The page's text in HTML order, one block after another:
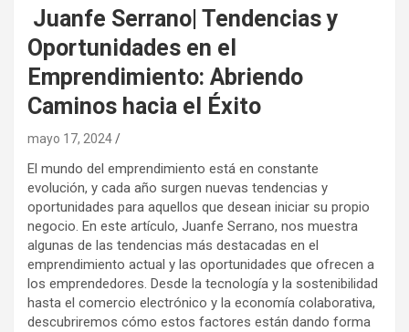
Juanfe Serrano| Tendencias y
Oportunidades en el
Emprendimiento: Abriendo
Caminos hacia el Éxito
mayo 17, 2024
El mundo del emprendimiento está en constante
evolución, y cada año surgen nuevas tendencias y
oportunidades para aquellos que desean iniciar su propio
negocio. En este artículo, Juanfe Serrano, nos muestra
algunas de las tendencias más destacadas en el
emprendimiento actual y las oportunidades que ofrecen a
los emprendedores. Desde la tecnología y la sostenibilidad
hasta el comercio electrónico y la economía colaborativa,
descubriremos cómo estos factores están dando forma